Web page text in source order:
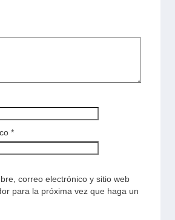
*
correo electrónico y sitio web
para la próxima vez que haga un